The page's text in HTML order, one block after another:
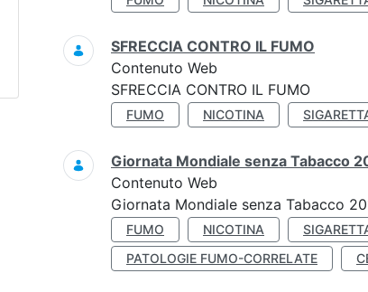
SFRECCIA CONTRO IL FUMO
Contenuto Web
SFRECCIA CONTRO IL FUMO
FUMO NICOTINA
Giornata Mondiale senza Tabacco
Contenuto Web
Giornata Mondiale senza Tabacco
FUMO NICOTINA
PATOLOGIE FUMO-CORRELATE